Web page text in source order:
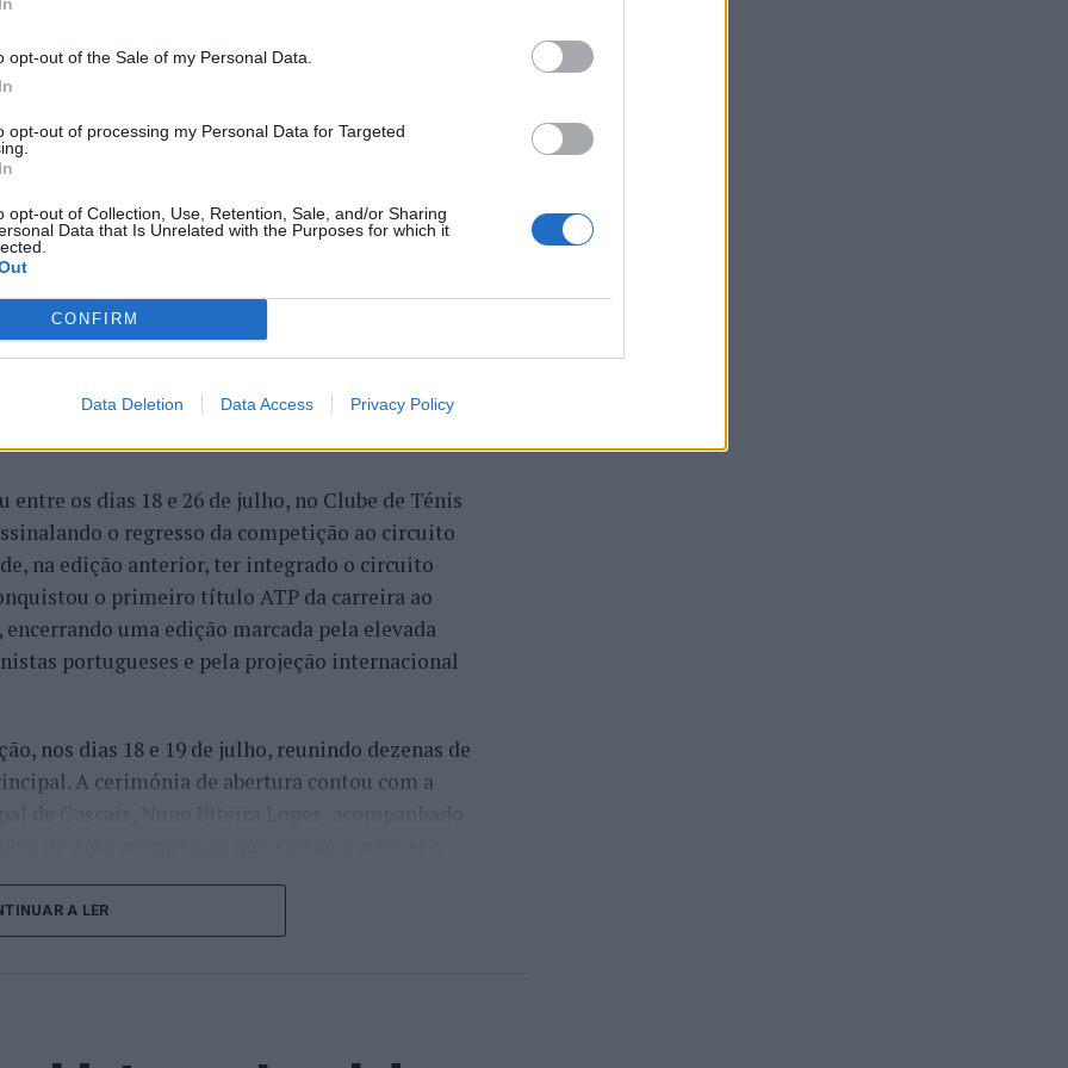
opt-out of the Sale of my Personal Data.
opt-out of processing my Personal Data for Targeted
opt-out of Collection, Use, Retention, Sale, and/or Sharing
Data that Is Unrelated with the Purposes for which it
CONFIRM
Data Deletion Data Access Privacy Policy
que não há evidências de que o ambiente digital
A adaptação observada, afirma, ocorre por
os circuitos neurais se reorganizam em
de reflexão profunda em um contexto marcado
evolução tecnológica. O potencial cognitivo
depende de como o cérebro é exercitado no
Rodrigues.
2026” regressou ao
do francês Luca Van
os dias 18 e 26 de julho, no Clube de Ténis
o regresso da competição ao circuito
de, na edição anterior, ter integrado o circuito
o primeiro título ATP da carreira ao
uma edição marcada pela elevada
portugueses e pela projeção internacional
nos dias 18 e 19 de julho, reunindo dezenas de
A cerimónia de abertura contou com a
do ténis.
como Casper Ruud (Noruega), Alejandro
Tabilo e pelo belga Alexander Blockx.
A LER